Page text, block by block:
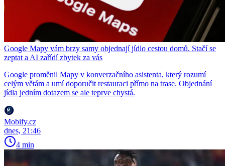
Google Mapy vám brzy samy objednají jídlo cestou domů. Stačí se
zeptat a AI zařídí zbytek za vás
Google proměnil Mapy v konverzačního asistenta, který rozumí
celým větám a umí doporučit restauraci přímo na trase. Objednání
jídla jedním dotazem se ale teprve chystá.
Mobify.cz
dnes, 21:46
4 min